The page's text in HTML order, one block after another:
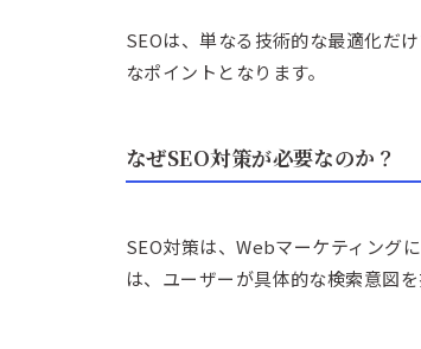
SEOは、単なる技術的な最適化だ
なポイントとなります。
なぜSEO対策が必要なのか？
SEO対策は、Webマーケティング
は、ユーザーが具体的な検索意図